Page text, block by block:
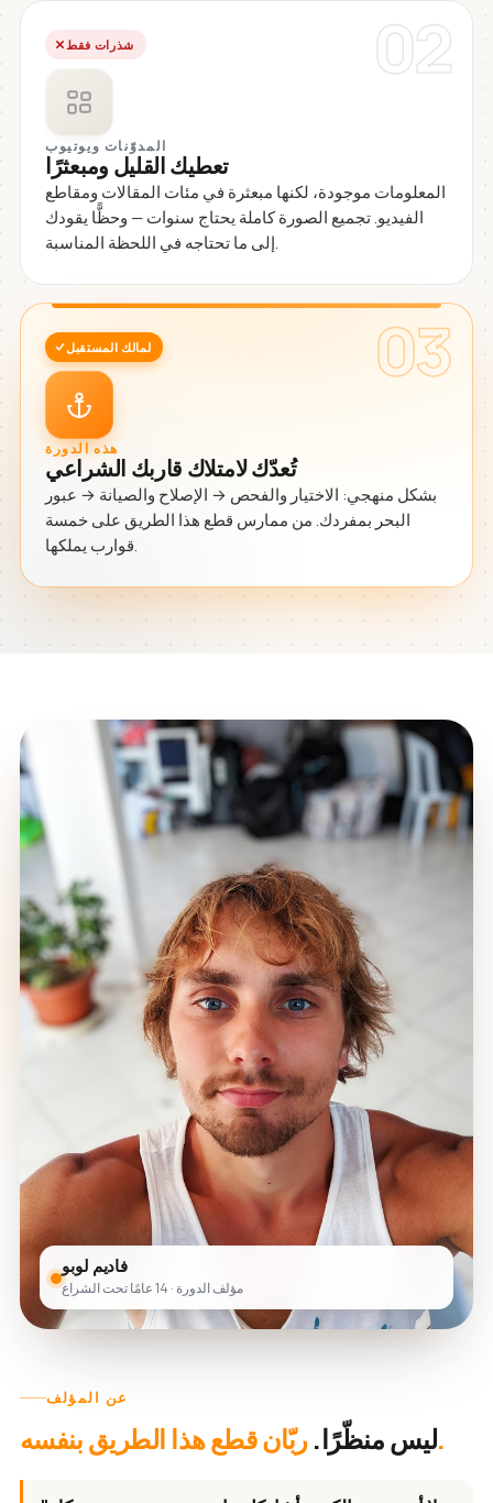
02 شذرات فقط
المدوّنات ويوتيوب
تعطيك القليل ومبعثرًا
المعلومات موجودة، لكنها مبعثرة في مئات المقالات ومقاطع
الفيديو. تجميع الصورة كاملة يحتاج سنوات — وحظًّا يقودك
03 لمالك المستقبل
هذه الدورة
تُعدّك لامتلاك قاربك الشراعي
بشكل منهجي: الاختيار والفحص → الإصلاح والصيانة → عبور
البحر بمفردك. من ممارس قطع هذا الطريق على خمسة
فاديم لوبو
مؤلف الدورة · 14 عامًا تحت الشراع
عن المؤلف
ليس منظّرًا.ربّان قطع هذا الطريق بنفسه.